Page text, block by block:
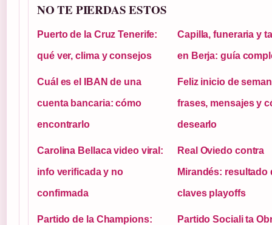
NO TE PIERDAS ESTOS
Puerto de la Cruz Tenerife:
qué ver, clima y consejos
Capilla, funeraria y
en Berja: guía
Cuál es el IBAN de una
cuenta bancaria: cómo
encontrarlo
Feliz inicio de
frases, mensajes y
desearlo
Carolina Bellaca video viral:
info verificada y no
confirmada
Real Oviedo contra
Mirandés: resultado
claves playoffs
Partido de la Champions: Partido Sociali ta